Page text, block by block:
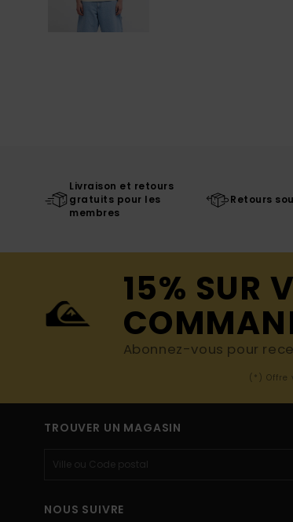
Livraison et retours
gratuits pour les
membres
Retours
15% SUR
Abonnez-vous pour
(*) Offre
TROUVER UN MAGASIN
NOUS SUIVRE